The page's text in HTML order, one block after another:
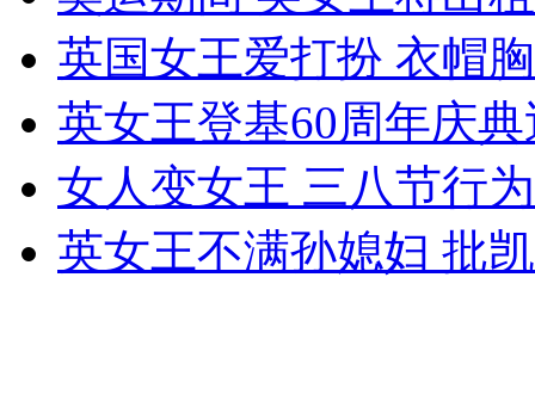
无痛分娩是否安全 医生回应
外交部：反对强权政治霸凌主义
外交部：有关国家言论片面不公正
英国女王爱打扮 衣帽
英女王登基60周年庆
女人变女王 三八节行
英女王不满孙媳妇 批